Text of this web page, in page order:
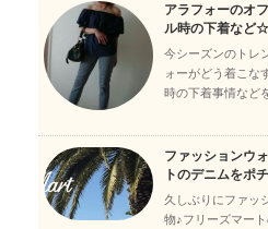
アラフォーのオ
ル時の下着など☆
今シーズンのトレ
ォーがどう着こな
時の下着事情など
ファッションウ
トのデニムをポ
久しぶりにファッ
物♪フリーズマー